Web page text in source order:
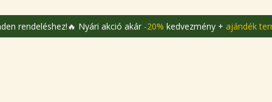
🔥 Nyári akció akár-20%kedvezmény +ajándék termékek